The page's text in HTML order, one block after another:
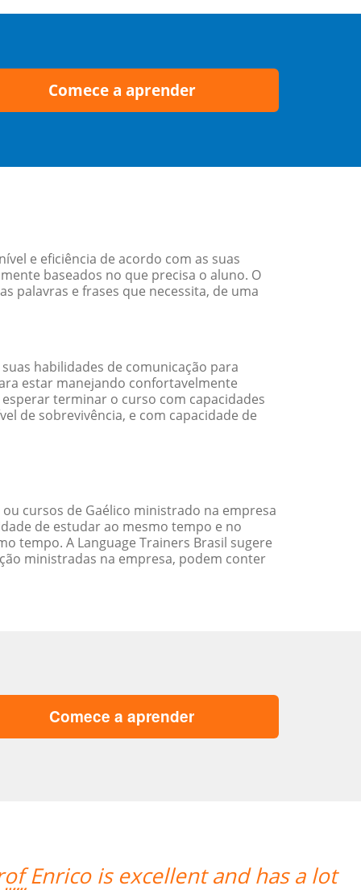
Comece a aprender
e eficiência de acordo com as suas
baseados no que precisa o aluno. O
palavras e frases que necessita, de uma
habilidades de comunicação para
estar manejando confortavelmente
terminar o curso com capacidades
de sobrevivência, e com capacidade de
cursos de Gaélico ministrado na empresa
de estudar ao mesmo tempo e no
tempo. A Language Trainers Brasil sugere
ministradas na empresa, podem conter
Comece a aprender
tem boa experiência, entende